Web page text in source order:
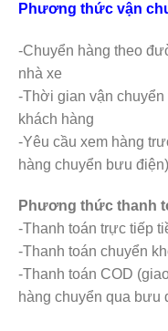
Phương thức vận
-Chuyển hàng theo
nhà xe
-Thời gian vận chuyển
khách hàng
-Yêu cầu xem hàng
hàng chuyển bưu điện)
Phương thức thanh
-Thanh toán trực tiếp
-Thanh toán chuyển
-Thanh toán COD
hàng chuyển qua bưu